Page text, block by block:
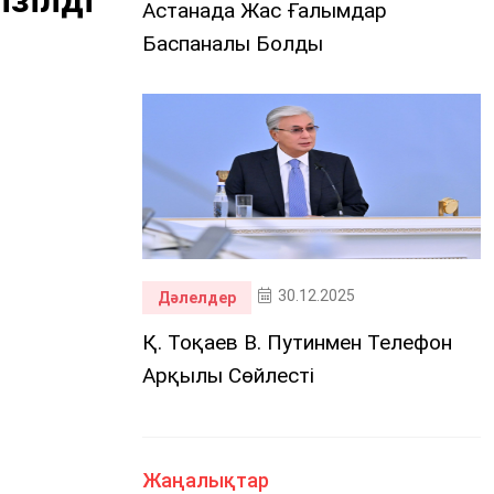
Астанада Жас Ғалымдар
Баспаналы Болды
Дәлелдер 30.12.2025
Қ. Тоқаев В. Путинмен Телефон
Арқылы Сөйлесті
Жаңалықтар